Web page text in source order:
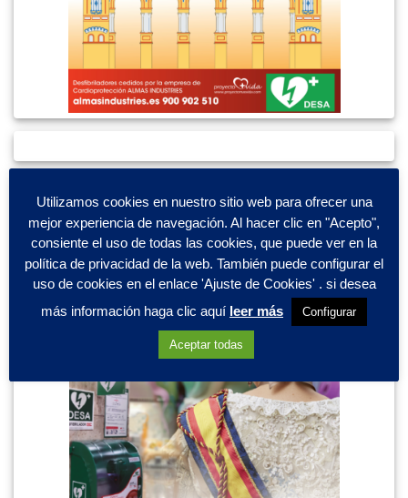
Utilizamos cookies en nuestro sitio web para ofrecer una
mejor experiencia de navegación. Al hacer clic en "Acepto",
consiente el uso de todas las cookies, que puede ver en la
política de privacidad de la web. También puede configurar el
uso de cookies en el enlace 'Ajuste de Cookies' . si desea
más información haga clic aquí leer más Configurar
Aceptar todas